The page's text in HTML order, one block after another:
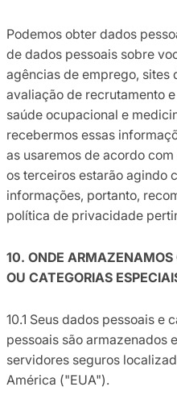
Podemos obter dados
de dados pessoais sobre
agências de emprego, sites
avaliação de recrutamento
saúde ocupacional e
recebermos essas
as usaremos de acordo
os terceiros estarão agindo
informações, portanto,
política de privacidade
10. ONDE ARMAZENAMOS
OU CATEGORIAS
10.1 Seus dados pessoais e
pessoais são armazenados
servidores seguros
América ("EUA").